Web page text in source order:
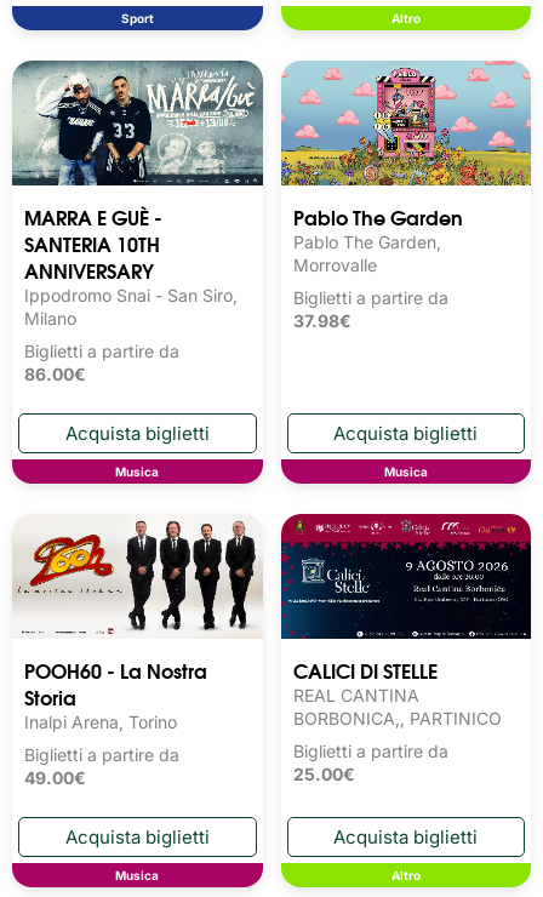
Sport Altro
MARRA E GUÈ -
SANTERIA 10TH
ANNIVERSARY
Ippodromo Snai - San Siro,
Milano
Biglietti a partire da
86.00€
Musica
Pablo The Garden
Pablo The Garden,
Morrovalle
Biglietti a partire da
37.98€
Musica
POOH60 - La Nostra
Storia
Inalpi Arena, Torino
Biglietti a partire da
49.00€
Musica
CALICI DI STELLE
REAL CANTINA
BORBONICA,, PARTINICO
Biglietti a partire da
25.00€
Altro